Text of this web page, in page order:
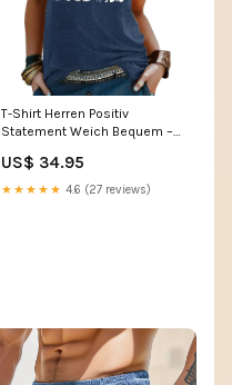
T-Shirt Herren Positiv
Statement Weich Bequem –
US$ 34.95
★★★★★ 4.6 (27 reviews)